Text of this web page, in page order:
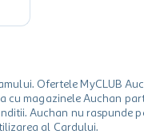
Ofertele MyCLUB
cu magazinele Auchan
Auchan nu raspunde
al Cardului.